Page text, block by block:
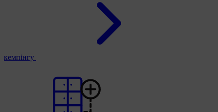
кемпінгу